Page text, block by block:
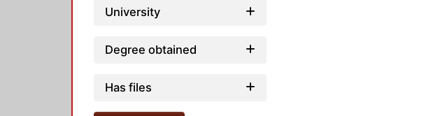
University
Degree obtained
Has files